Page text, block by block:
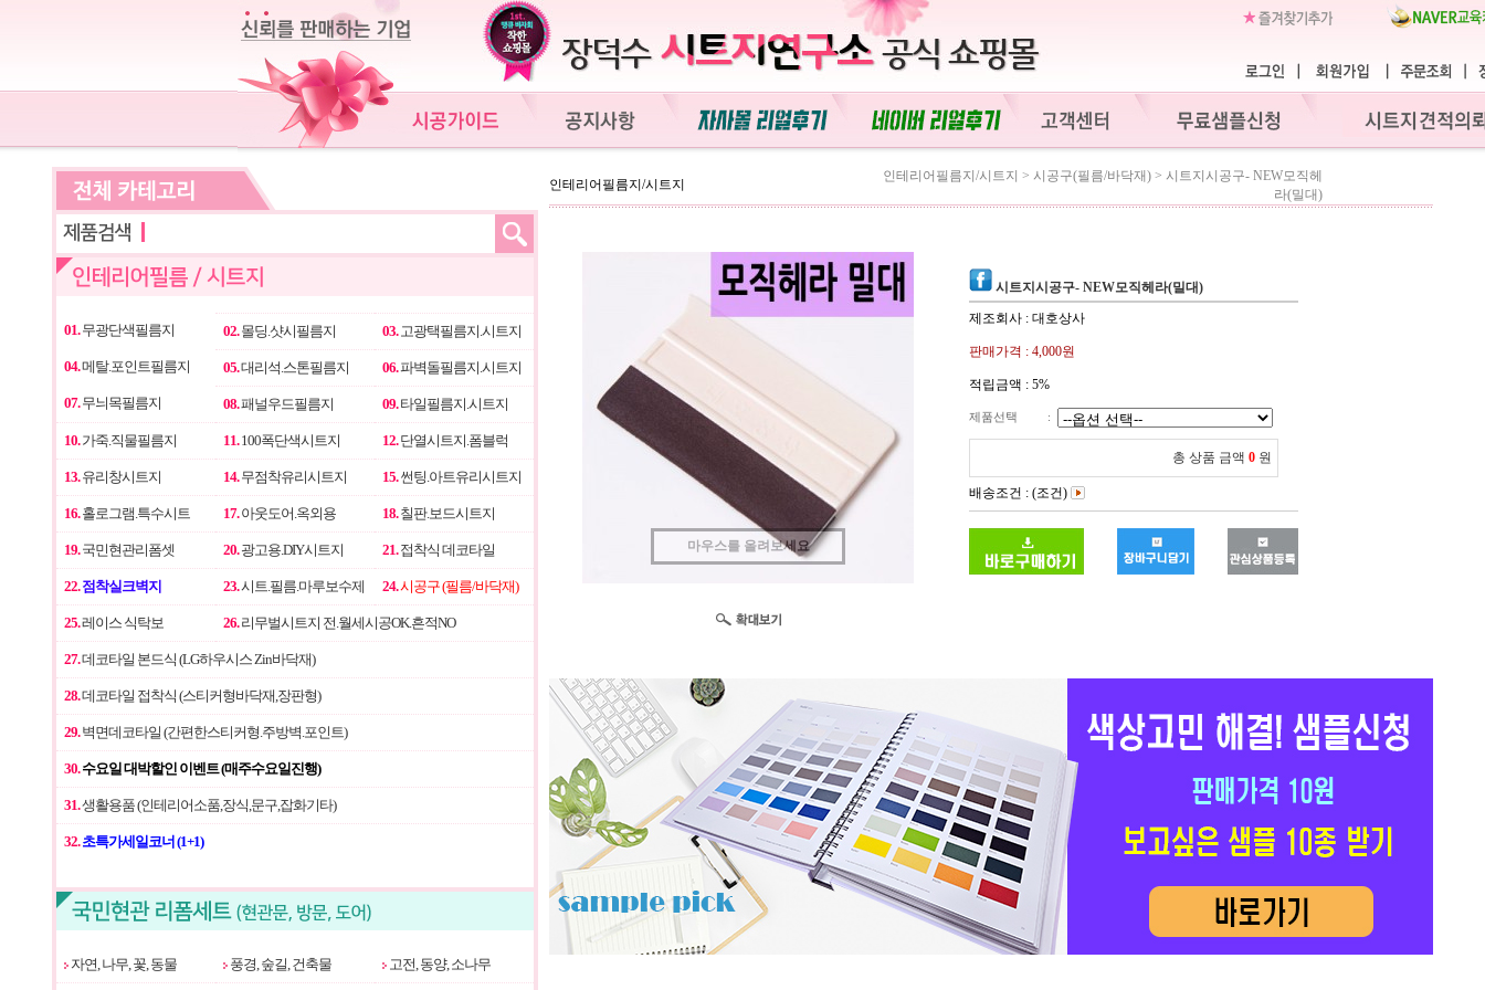
01.무광단색필름지 02.몰딩.샷시필름지 03.고광택필름지.시트지
04.메탈.포인트필름지 05.대리석.스톤필름지 06.파벽돌필름지.시트지
07.무늬목필름지 08.패널우드필름지 09.타일필름지.시트지
10.가죽.직물필름지 11.100폭단색시트지 12.단열시트지.폼블럭
13.유리창시트지 14.무점착유리시트지 15.썬팅.아트유리시트지
16.홀로그램.특수시트 17.아웃도어.옥외용 18.칠판.보드시트지
19.국민현관리폼셋 20.광고용.DIY시트지 21.접착식 데코타일
22. 점착실크벽지 23.시트.필름.마루보수제 24.시공구 (필름/바닥재)
25.레이스 식탁보 26.리무벌시트지 전.월세시공OK.흔적NO
27.데코타일 본드식 (LG하우시스 Zin바닥재)
28.데코타일 접착식 (스티커형바닥재,장판형)
29.벽면데코타일 (간편한스티커형.주방벽.포인트)
30.수요일 대박할인 이벤트 (매주수요일진행)
31.생활용품 (인테리어소품,장식,문구,잡화기타)
32.초특가세일코너 (1+1)
자연, 나무, 꽃, 동물 풍경, 숲길, 건축물 고전, 동양, 소나무
인테리어필름지/시트지
인테리어필름지/시트지 > 시공구(필름/바닥재) > 시트지시공구- NEW모직헤
라(밀대)
마우스를 올려보세요
시트지시공구- NEW모직헤라(밀대)
제조회사 : 대호상사
판매가격 : 4,000원
적립금액 : 5%
제품선택 :
총 상품 금액 0 원
배송조건 : (조건)